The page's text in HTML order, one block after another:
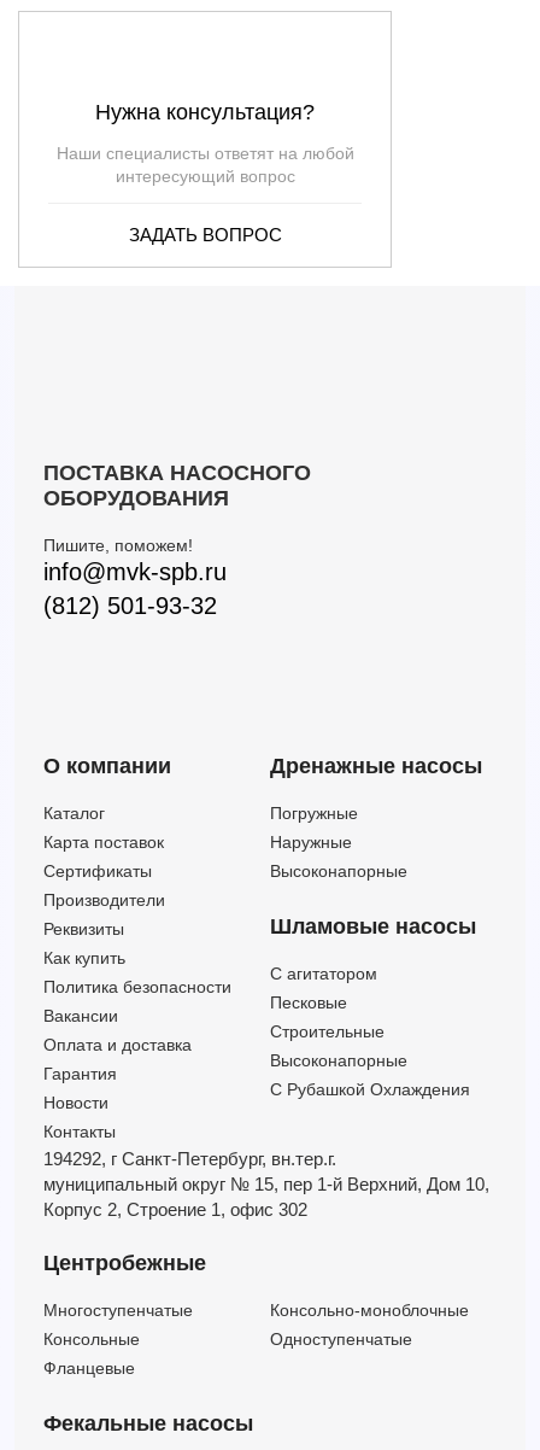
Пульт управления Pedrollo QST 050
—
Пульт управления Pedrollo QST 1000
Пульт управления Pedrollo QST 1250
Пульт управления Pedrollo QST 150
Пульт управления Pedrollo QST 200
Пульт управления Pedrollo QST 2000
—
Пульт управления Pedrollo QST 550
Нужна консультация?
Наши специалисты ответят на любой
интересующий вопрос
ЗАДАТЬ ВОПРОС
ПОСТАВКА НАСОСНОГО
ОБОРУДОВАНИЯ
Пишите, поможем!
info@mvk-spb.ru
(812) 501-93-32
О компании
Каталог
Карта поставок
Сертификаты
Производители
Реквизиты
Как купить
Политика безопасности
Вакансии
Оплата и доставка
Гарантия
Новости
Контакты
Дренажные насосы
Погружные
Наружные
Высоконапорные
Шламовые насосы
C агитатором
Песковые
Строительные
Высоконапорные
С Рубашкой Охлаждения
194292, г Санкт-Петербург, вн.тер.г.
муниципальный округ № 15, пер 1-й Верхний, Дом 10,
Корпус 2, Строение 1, офис 302
Центробежные
Многоступенчатые
Консольно-моноблочные
Консольные
Одноступенчатые
Фланцевые
Фекальные насосы